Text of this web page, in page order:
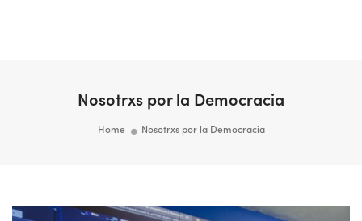
Nosotrxs por la Democracia
Home Nosotrxs por la Democracia